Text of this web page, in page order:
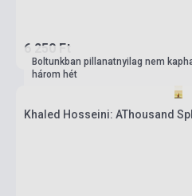
6 250 Ft
Boltunkban pillanatnyilag nem
három hét
Khaled Hosseini: AThousand